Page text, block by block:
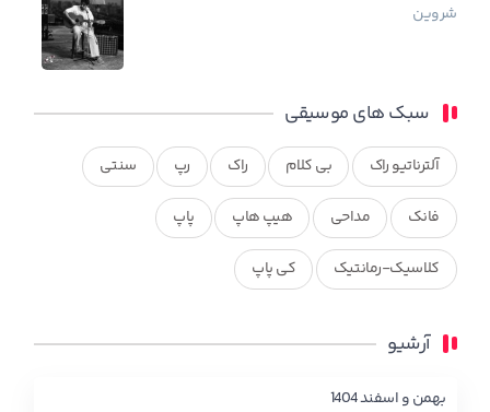
شروین
سبک های موسیقی
آلترناتیو راک بی کلام راک رپ سنتی
فانک مداحی هیپ هاپ پاپ
کلاسیک-رمانتیک کی پاپ
آرشیو
بهمن و اسفند 1404